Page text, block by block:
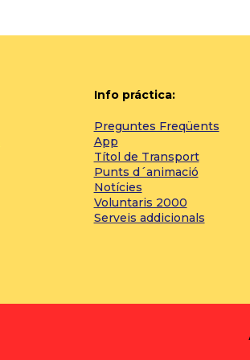
Info práctica:
Preguntes Freqüents
App
Títol de Transport
Punts d´animació
Notícies
Voluntaris 2000
Serveis addicionals